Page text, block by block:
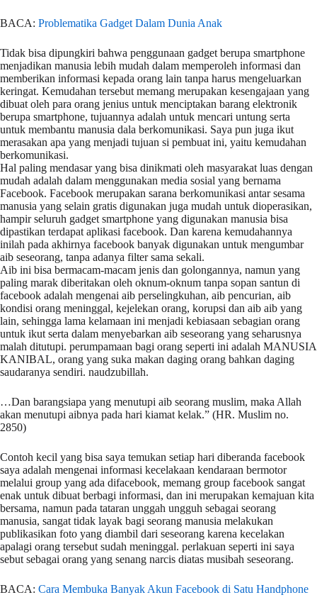
BACA: Problematika Gadget Dalam Dunia Anak
Tidak bisa dipungkiri bahwa penggunaan gadget berupa smartphone
menjadikan manusia lebih mudah dalam memperoleh informasi dan
memberikan informasi kepada orang lain tanpa harus mengeluarkan
keringat. Kemudahan tersebut memang merupakan kesengajaan yang
dibuat oleh para orang jenius untuk menciptakan barang elektronik
berupa smartphone, tujuannya adalah untuk mencari untung serta
untuk membantu manusia dala berkomunikasi. Saya pun juga ikut
merasakan apa yang menjadi tujuan si pembuat ini, yaitu kemudahan
berkomunikasi.
Hal paling mendasar yang bisa dinikmati oleh masyarakat luas dengan
mudah adalah dalam menggunakan media sosial yang bernama
Facebook. Facebook merupakan sarana berkomunikasi antar sesama
manusia yang selain gratis digunakan juga mudah untuk dioperasikan,
hampir seluruh gadget smartphone yang digunakan manusia bisa
dipastikan terdapat aplikasi facebook. Dan karena kemudahannya
inilah pada akhirnya facebook banyak digunakan untuk mengumbar
aib seseorang, tanpa adanya filter sama sekali.
Aib ini bisa bermacam-macam jenis dan golongannya, namun yang
paling marak diberitakan oleh oknum-oknum tanpa sopan santun di
facebook adalah mengenai aib perselingkuhan, aib pencurian, aib
kondisi orang meninggal, kejelekan orang, korupsi dan aib aib yang
lain, sehingga lama kelamaan ini menjadi kebiasaan sebagian orang
untuk ikut serta dalam menyebarkan aib seseorang yang seharusnya
malah ditutupi. perumpamaan bagi orang seperti ini adalah MANUSIA
KANIBAL, orang yang suka makan daging orang bahkan daging
saudaranya sendiri. naudzubillah.
…Dan barangsiapa yang menutupi aib seorang muslim, maka Allah
akan menutupi aibnya pada hari kiamat kelak.” (HR. Muslim no.
2850)
Contoh kecil yang bisa saya temukan setiap hari diberanda facebook
saya adalah mengenai informasi kecelakaan kendaraan bermotor
melalui group yang ada difacebook, memang group facebook sangat
enak untuk dibuat berbagi informasi, dan ini merupakan kemajuan kita
bersama, namun pada tataran unggah ungguh sebagai seorang
manusia, sangat tidak layak bagi seorang manusia melakukan
publikasikan foto yang diambil dari seseorang karena kecelakan
apalagi orang tersebut sudah meninggal. perlakuan seperti ini saya
sebut sebagai orang yang senang narcis diatas musibah seseorang.
BACA: Cara Membuka Banyak Akun Facebook di Satu Handphone